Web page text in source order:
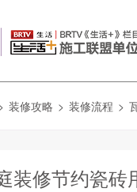
装修攻略 > 装修流程 >
装修节约瓷砖